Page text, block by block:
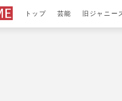
トップ 芸能 旧ジャニー